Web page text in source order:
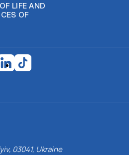
LIFE AND
OF
03041, Ukraine